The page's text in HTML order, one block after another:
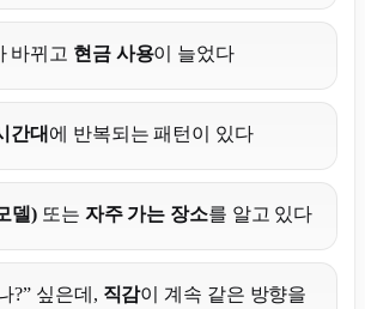
바뀌고 현금 사용이 늘었다
간대 에 반복되는 패턴이 있다
델) 또는 자주 가는 장소를 알고 있다
?” 싶은데, 직감이 계속 같은 방향을